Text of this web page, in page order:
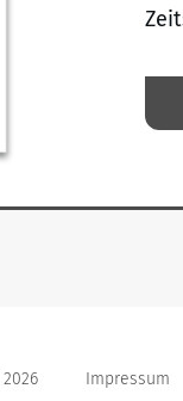
2026 Impressum